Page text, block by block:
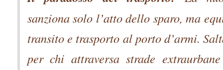
sanziona solo l’atto dello sparo, ma
transito e trasporto al porto d’armi.
per chi attraversa strade